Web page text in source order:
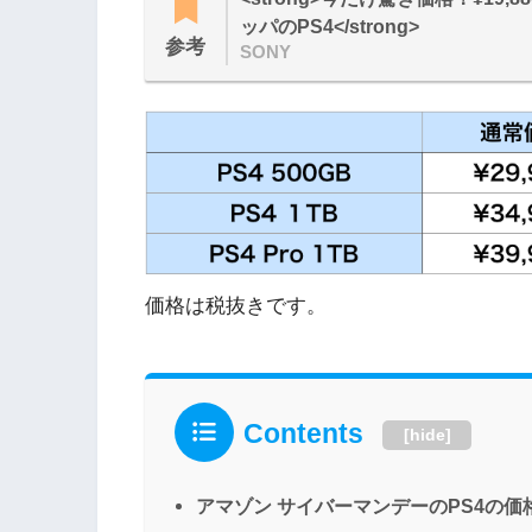
参考
ッパのPS4</strong>
SONY
価格は税抜きです。
Contents [hide]
アマゾン サイバーマンデーのPS4の価